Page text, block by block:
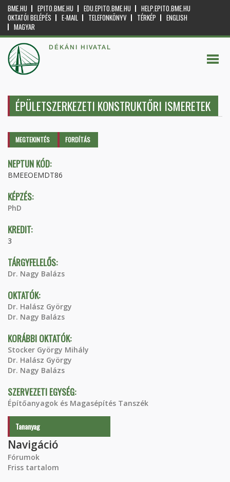
BME.HU EPITO.BME.HU EDU.EPITO.BME.HU
HELP.EPITO.BME.HU
OKTATÓI BELÉPÉS
E-MAIL TELEFONKÖNYV TÉRKÉP
ENGLISH
MAGYAR
DÉKÁNI HIVATAL
ÉPÜLETSZERKEZETI KONSTRUKTŐRI ISMERETEK
Elsődleges fülek
MEGTEKINTÉS (AKTÍVFORDÍTÁS
NEPTUN KÓD:
BMEEOEMDT86
KÉPZÉS:
PhD
KREDIT:
3
TÁRGYFELELŐS:
Dr. Nagy Balázs
OKTATÓK:
Dr. Halász György
Dr. Nagy Balázs
KORÁBBI OKTATÓK:
Stocker György Mihály
Dr. Halász György
Dr. Nagy Balázs
SZERVEZETI EGYSÉG:
Építőanyagok és Magasépítés Tanszék
Tananyag
Navigáció
Fórumok
Friss tartalom